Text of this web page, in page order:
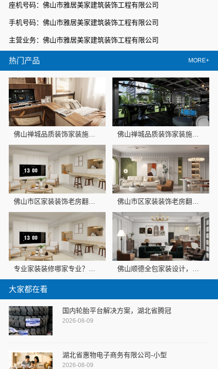
座机号码：佛山市雅居美家建筑装饰工程有限公司
手机号码：佛山市雅居美家建筑装饰工程有限公司
主营业务：佛山市雅居美家建筑装饰工程有限公司
热门产品 MORE+
佛山禅城品质装饰家装施工，选佛山市雅居美家建筑装饰工程有限公司
大家都在看
国内轮胎平台解决方案，湖北省腾冠
2026-08-09
湖北省惠物电子商务有限公司-小型
2026-08-09